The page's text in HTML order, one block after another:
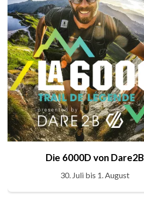
Die 6000D von Dare2B
30. Juli bis 1. August